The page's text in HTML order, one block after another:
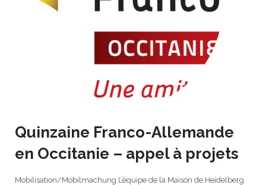
Quinzaine Franco-Allemande
en Occitanie – appel à projets
Mobilisation/Mobilmachung L’équipe de la Maison de Heidelberg